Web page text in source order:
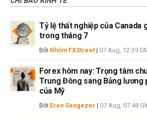
Tỷ lệ thất nghiệp của Canada
trong tháng 7
Bởi Nhóm FXStreet | 07 Aug, 12:39
Forex hôm nay: Trọng tâm
Trung Đông sang Bảng lương
của Mỹ
Bởi Eren Sengezer | 07 Aug, 07:48